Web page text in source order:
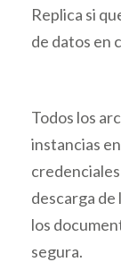
Replica si
de datos en
Todos los
instancias
descarga de
los
segura.